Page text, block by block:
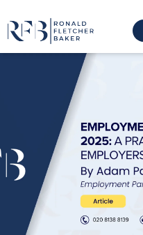
Saltar al contenido